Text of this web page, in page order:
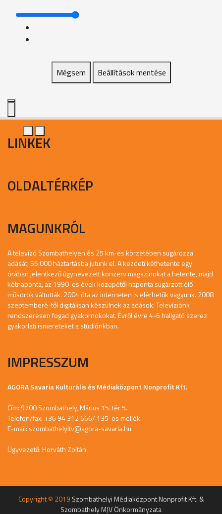
Mégsem Beállítások mentése
LINKEK
OLDALTÉRKÉP
MAGUNKRÓL
A televízó Szombathelyen és 25 km-es körzetében sugározza
adását, 55.000 háztartásba jutunk el. A kezdeti kéthetente egy
órában jelentkező úgynevezett konzerv magazinokat a hetente, majd
kétnaponta, az 1990-es évek közepétől naponta sugárzott élő
műsorok váltották. 2004 óta az interneten is elérhetők vagyunk. 2008
szeptemberé-től digitálisan készülnek az adások. Televíziónk
rendszeresen fogad gyakornokokat. Évről évre 4-6 hallgató szerez
gyakorlati ismereteket a stúdiónkban.
IMPRESSZUM
AGORA Savaria Kulturális és Médiaközpont Nonprofit Kft.
Cím: 9700 Szombathely, Márius 15. tér 5.
Telefon/fax: +36 94 312 666/ 135-ös mellék
E-mail: szombathelyitv@agora-savaria.hu
Ügyvezető: Horváth Zoltán
Copyright © 2019 Szombathelyi Médiaközpont Nonprofit Kft. &
Szombathely MJV Önkormányzata